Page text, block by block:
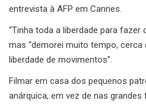
entrevista à AFP em Cannes.
“Tinha toda a liberdade para fazer
mas “demorei muito tempo, cerca
liberdade de movimentos”.
Filmar em casa dos pequenos
anárquica, em vez de nas